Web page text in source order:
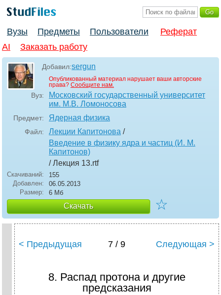
Вузы Предметы Пользователи
Реферат
AI
Заказать работу
Добавил:sergun
Опубликованный материал нарушает ваши авторские
права? Сообщите нам.
Вуз:
Московский государственный университет
им. М.В. Ломоносова
Предмет: Ядерная физика
Файл: Лекции Капитонова /
Введение в физику ядра и частиц (И. М.
Капитонов)
/ Лекция 13.rtf
Скачиваний:
155
Добавлен:
06.05.2013
Размер:
6 Мб
Скачать ☆
< Предыдущая 7 / 9 Следующая >
8. Распад протона и другие
предсказания